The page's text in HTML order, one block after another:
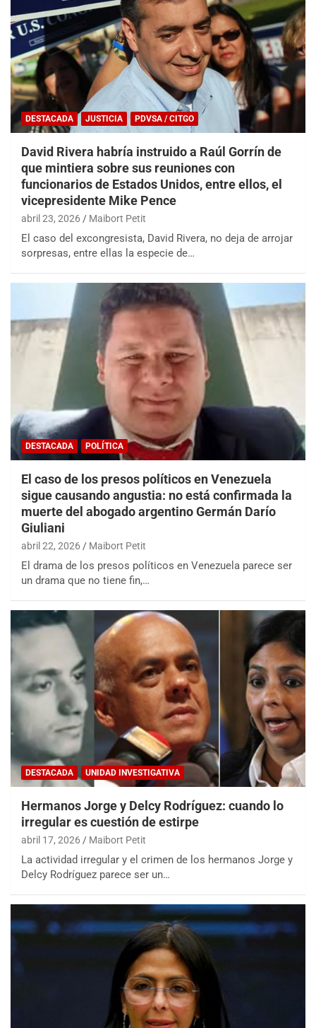
DESTACADA JUSTICIA PDVSA / CITGO
David Rivera habría instruido a Raúl Gorrín de
que mintiera sobre sus reuniones con
funcionarios de Estados Unidos, entre ellos, el
vicepresidente Mike Pence
abril 23, 2026 Maibort Petit
El caso del excongresista, David Rivera, no deja de arrojar
sorpresas, entre ellas la especie de…
DESTACADA POLÍTICA
El caso de los presos políticos en Venezuela
sigue causando angustia: no está confirmada la
muerte del abogado argentino Germán Darío
Giuliani
abril 22, 2026 Maibort Petit
El drama de los presos políticos en Venezuela parece ser
un drama que no tiene fin,…
DESTACADA UNIDAD INVESTIGATIVA
Hermanos Jorge y Delcy Rodríguez: cuando lo
irregular es cuestión de estirpe
abril 17, 2026 Maibort Petit
La actividad irregular y el crimen de los hermanos Jorge y
Delcy Rodríguez parece ser un…